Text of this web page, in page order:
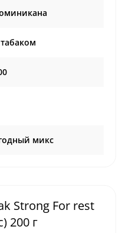
микс
Strong For rest
200 г